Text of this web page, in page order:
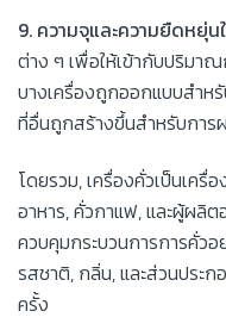
9. ความจุและความยืดหยุ่น
ต่าง ๆ เพื่อให้เข้ากับปริมา
บางเครื่องถูกออกแบบสำห
ที่อื่นถูกสร้างขึ้นสำหรับกา
โดยรวม, เครื่องคั่วเป็นเค
อาหาร, คั่วกาแฟ, และผู้ผลิต
ควบคุมกระบวนการการคั่ว
รสชาติ, กลิ่น, และส่วนประ
ครั้ง